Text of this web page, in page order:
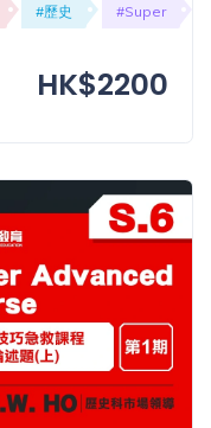
#歷史 #Super
HK$2200